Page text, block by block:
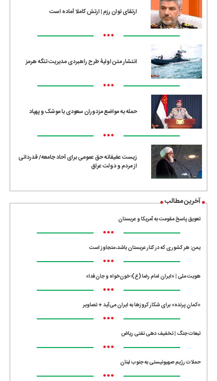
ارتقای توان رزم | ارتش کاملا آماده است
•••
انتشار متن اولیۀ طرح راهبردی مدیریت تنگه هرمز
•••
حمله به مواضع مزدوران سعودی با موشک و پهپاد
•••
زیست عفیفانه حق عمومی برای آحاد جامعه/ قدردانی
از مردم و دولت عراق
آخرین مطالب
تعویق پاسخ مقومت به آمریکا و عربستان
•••
یمن: هر کشوری که در کنار عربستان باشد، متجاوز است
•••
هویت ملی | «ایران امام رضا (ع)؛ خون‌خواه و جان‌فدا»
•••
«کمانِ پرنده» برای شکار کروزها به ایران می‌آید + تصاویر
•••
تبعات جنگ | تخفیف دهی نفتی ریاض
•••
حملات رژیم صهیونیستی به جنوب لبنان
•••